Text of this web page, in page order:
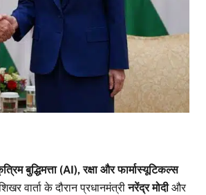
बुद्धिमत्ता (AI), रक्षा और फार्मास्यूटिकल्स
वार्ता के दौरान प्रधानमंत्रीनरेंद्र मोदीऔर